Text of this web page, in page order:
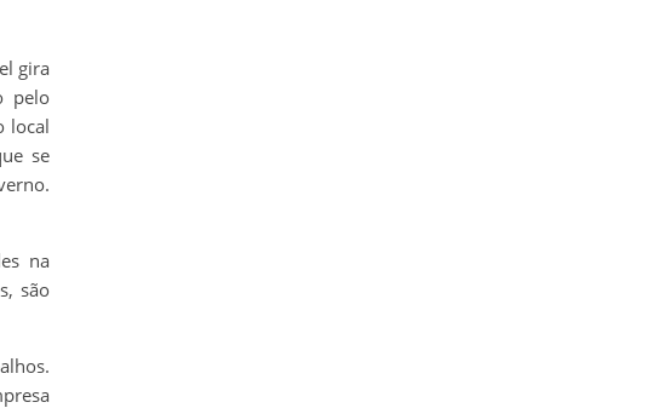
gira
pelo
local
se
na
são